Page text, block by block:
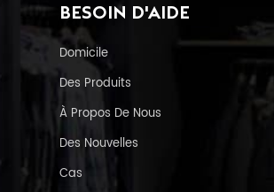
BESOIN D'AIDE
Domicile
Des Produits
À Propos De Nous
Des Nouvelles
Cas